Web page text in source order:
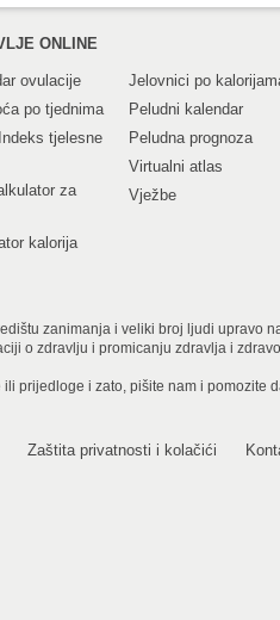
ONLINE
ovulacije
po tjednima
tjelesne
za
kalorija
Jelovnici po
Peludni kalendar
Peludna prognoza
Virtualni atlas
Vježbe
zanimanja i veliki broj ljudi upravo
o zdravlju i promicanju zdravlja i
prijedloge i zato, pišite nam i pomozite
Zaštita privatnosti i kolačići